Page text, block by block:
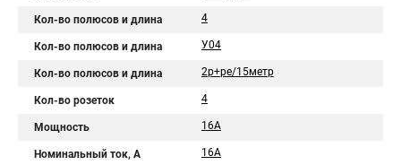
Кол-во полюсов и длина 4
Кол-во полюсов и длина У04
Кол-во полюсов и длина 2р+pе/15метр
Кол-во розеток 4
Мощность 16А
Номинальный ток, А 16A